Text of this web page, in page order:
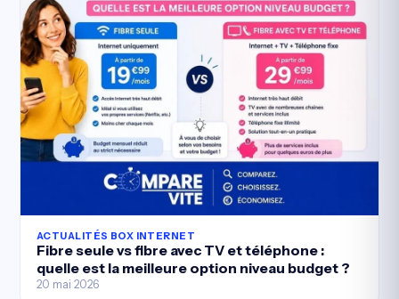
ACTUALITÉS BOX INTERNET
Fibre seule vs fibre avec TV et téléphone :
quelle est la meilleure option niveau budget ?
20 mai 2026